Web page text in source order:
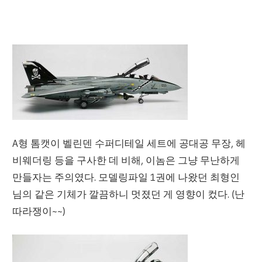
A형 톰캣이 벨린덴 수퍼디테일 세트에 공대공 무장, 헤
비웨더링 등을 구사한 데 비해, 이놈은 그냥 무난하게
만들자는 주의였다. 모델링파일 1권에 나왔던 최형인
님의 같은 기체가 깔끔하니 멋졌던 게 영향이 컸다. (난
따라쟁이~~)